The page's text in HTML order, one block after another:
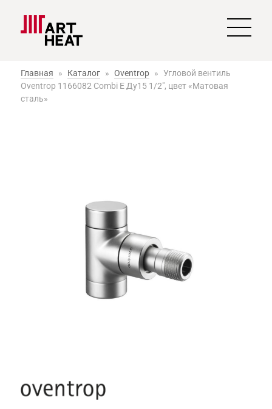
Главная » Каталог » Oventrop » Угловой вентиль
Oventrop 1166082 Combi E Ду15 1/2", цвет «Матовая
сталь»